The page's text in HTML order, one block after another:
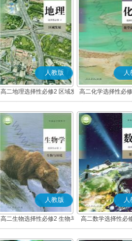
人教版
高二地理选择性必修2 区域发
展
人
高二化学选择性必
应原理
人教版
高二生物选择性必修2 生物与
环境
人
高二数学选择性必
(A版)